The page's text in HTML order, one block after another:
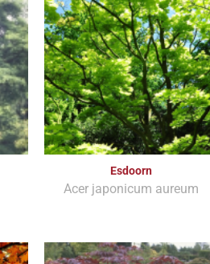
Esdoorn
Acer japonicum aureum